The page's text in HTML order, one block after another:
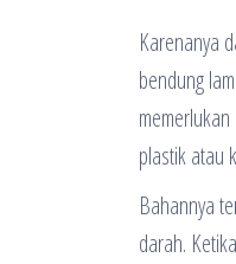
Karenanya
bendung
plastik atau
Bahannya
darah.